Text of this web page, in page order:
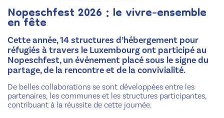
Nopeschfest 2026 : le vivre-ensemble
en fête
Cette année, 14 structures d’hébergement pour
réfugiés à travers le Luxembourg ont participé au
Nopeschfest, un événement placé sous le signe du
partage, de la rencontre et de la convivialité.
De belles collaborations se sont développées entre les
partenaires, les communes et les structures participantes,
contribuant à la réussite de cette journée.